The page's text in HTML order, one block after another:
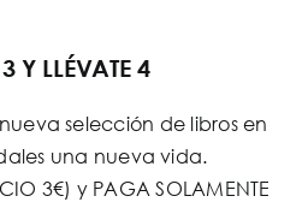
Y LLÉVATE 4
selección de libros en
una nueva vida.
3€) y PAGA SOLAMENTE